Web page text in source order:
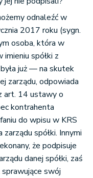
odnaleźć w
2017 roku (sygn.
osoba, która w
spółki z
już — na skutek
zarządu, odpowiada
art. 14 ustawy o
kontrahenta
do wpisu w KRS
spółki. Innymi
że podpisuje
danej spółki, zaś
swój